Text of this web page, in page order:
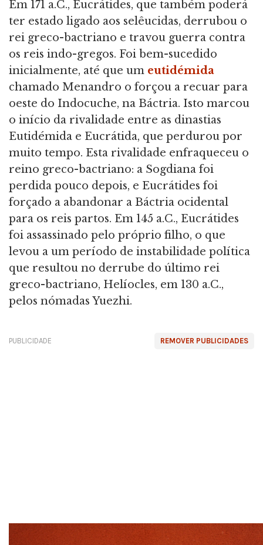
Em 171 a.C., Eucrátides, que também poderá
ter estado ligado aos selêucidas, derrubou o
rei greco-bactriano e travou guerra contra
os reis indo-gregos. Foi bem-sucedido
inicialmente, até que um eutidémida
chamado Menandro o forçou a recuar para
oeste do Indocuche, na Báctria. Isto marcou
o início da rivalidade entre as dinastias
Eutidémida e Eucrátida, que perdurou por
muito tempo. Esta rivalidade enfraqueceu o
reino greco-bactriano: a Sogdiana foi
perdida pouco depois, e Eucrátides foi
forçado a abandonar a Báctria ocidental
para os reis partos. Em 145 a.C., Eucrátides
foi assassinado pelo próprio filho, o que
levou a um período de instabilidade política
que resultou no derrube do último rei
greco-bactriano, Helíocles, em 130 a.C.,
pelos nómadas Yuezhi.
REMOVER PUBLICIDADES
PUBLICIDADE